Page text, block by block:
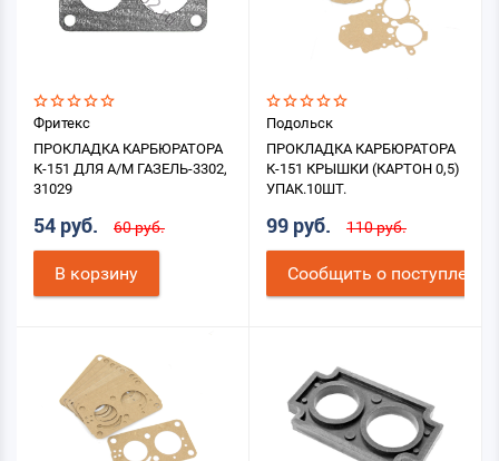
Фритекс
ПРОКЛАДКА КАРБЮРАТОРА
К-151 ДЛЯ А/М ГАЗЕЛЬ-3302,
31029
54 руб. 60 руб.
В корзину
Подольск
ПРОКЛАДКА КАРБЮРАТОРА
К-151 КРЫШКИ (КАРТОН 0,5)
УПАК.10ШТ.
99 руб. 110 руб.
Cообщить о поступлении